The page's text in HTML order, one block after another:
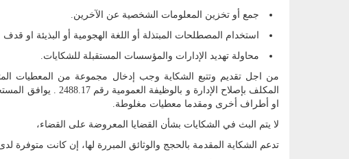
جمع أو تخزين المعلومات الشخصية عن الآخرين.
استخدام المصطلحات المبتذلة أو اللغة الهجومية أو البذيئة او
محاولة تهديد الإدارات والمؤسسات المستقبلة للشكايات.
من اجل تقديم وتتبع الشكاية وجب إدخال مجموعة من المعطيات
المكلف بإصلاح
او أطراف أخرى ومقدما معطيات مغلوطة.
لا يتم البث في الشكايات بشأن القضايا المعروضة على القضاء،
تدعم الشكاية المقدمة بالحجج والوثائق المبررة لها، إن كانت متوفرة